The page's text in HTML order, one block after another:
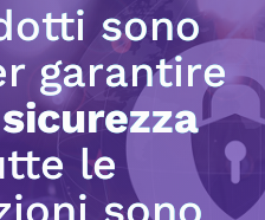
sono
garantire
le